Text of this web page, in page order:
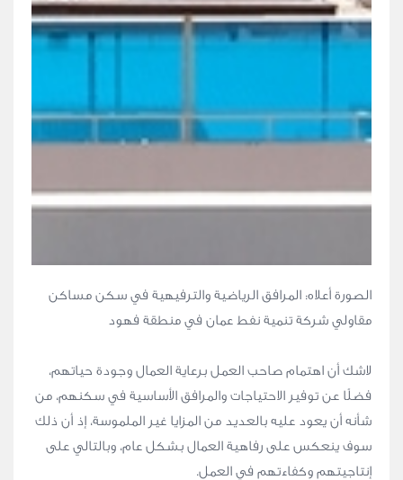
الصورة أعلاه: المرافق الرياضية والترفيهية في سكن مساكن
مقاولي شركة تنمية نفط عمان في منطقة فهود
لاشك أن اهتمام صاحب العمل برعاية العمال وجودة حياتهم،
فضلًا عن توفير الاحتياجات والمرافق الأساسية في سكنهم، من
شأنه أن يعود عليه بالعديد من المزايا غير الملموسة، إذ أن ذلك
سوف ينعكس على رفاهية العمال بشكل عام، وبالتالي على
إنتاجيتهم وكفاءتهم في العمل.